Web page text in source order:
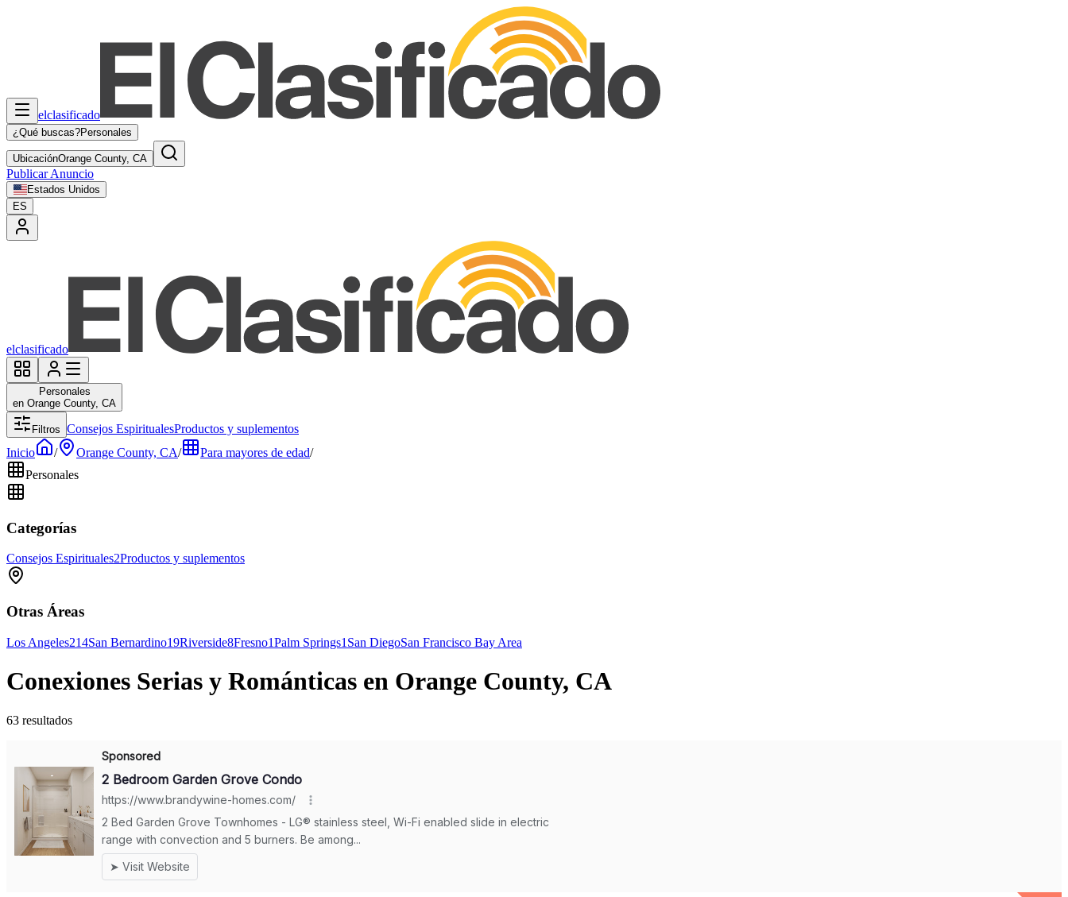
elclasificado
¿Qué buscas?Personales
UbicaciónOrange County, CA
Publicar Anuncio
Estados Unidos
ES
elclasificado
Personales
en Orange County, CA
Filtros Consejos EspiritualesProductos y suplementos
Inicio
/ Orange County, CA/ Para mayores de edad/
Personales
Categorías
Consejos Espirituales2Productos y suplementos
Otras Áreas
Los Angeles214San Bernardino19Riverside8Fresno1Palm Springs1 San DiegoSan Francisco Bay Area
Conexiones Serias y Románticas en Orange County, CA
63 resultados